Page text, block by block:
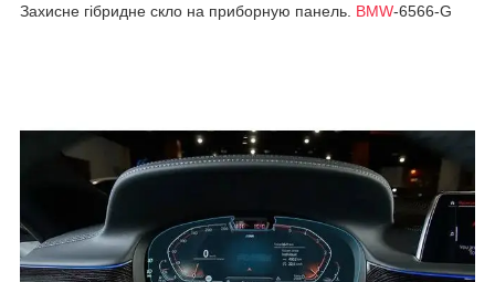
Захисне гібридне скло на приборную панель. BMW-6566-G